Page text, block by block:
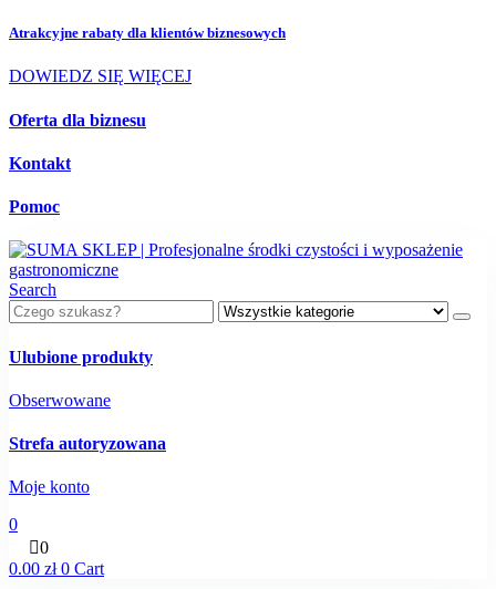
Atrakcyjne rabaty dla klientów biznesowych
DOWIEDZ SIĘ WIĘCEJ
Oferta dla biznesu
Kontakt
Pomoc
Search
Ulubione produkty
Obserwowane
Strefa autoryzowana
Moje konto
0
0
0.00 zł 0 Cart